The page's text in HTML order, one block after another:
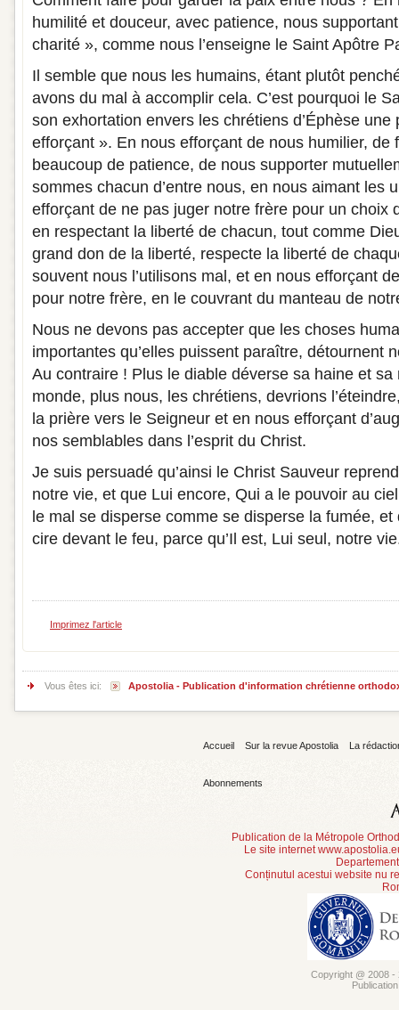
humilité et douceur, avec patience, nous
charité », comme nous l’enseigne le Saint Apôtre
Il semble que nous les humains, étant plutôt
avons du mal à accomplir cela. C’est pourquoi le
son exhortation envers les chrétiens d’Éphèse une
efforçant ». En nous efforçant de nous humilier, de
beaucoup de patience, de nous supporter
sommes chacun d’entre nous, en nous aimant les
efforçant de ne pas juger notre frère pour un choix
en respectant la liberté de chacun, tout comme
grand don de la liberté, respecte la liberté de
souvent nous l’utilisons mal, et en nous efforçant
pour notre frère, en le couvrant du manteau de
Nous ne devons pas accepter que les choses
importantes qu’elles puissent paraître, détournent
Au contraire ! Plus le diable déverse sa haine et sa
monde, plus nous, les chrétiens, devrions
la prière vers le Seigneur et en nous efforçant
nos semblables dans l’esprit du Christ.
Je suis persuadé qu’ainsi le Christ Sauveur
notre vie, et que Lui encore, Qui a le pouvoir au
le mal se disperse comme se disperse la fumée, et
cire devant le feu, parce qu’Il est, Lui seul, notre
Imprimez l'article
Vous êtes ici: Apostolia - Publication d'information chrétienne
Accueil Sur la revue Apostolia La
Abonnements
Publication de la Métropole
Le site internet
Conținutul acestui website nu
Copyright @ 2008 -